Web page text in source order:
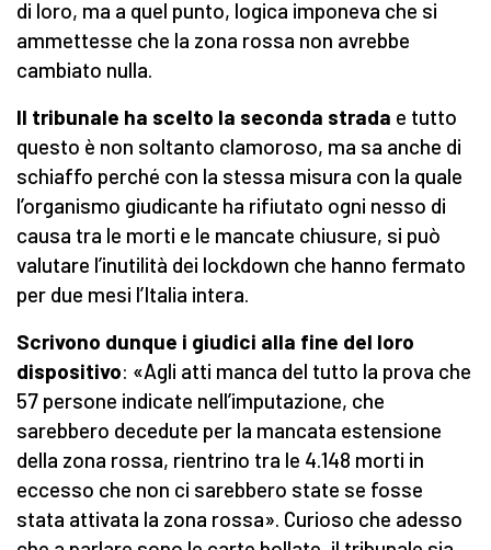
di loro, ma a quel punto, logica imponeva che si
ammettesse che la zona rossa non avrebbe
cambiato nulla.
Il tribunale ha scelto la seconda strada e tutto
questo è non soltanto clamoroso, ma sa anche di
schiaffo perché con la stessa misura con la quale
l’organismo giudicante ha rifiutato ogni nesso di
causa tra le morti e le mancate chiusure, si può
valutare l’inutilità dei lockdown che hanno fermato
per due mesi l’Italia intera.
Scrivono dunque i giudici alla fine del loro
dispositivo: «Agli atti manca del tutto la prova che
57 persone indicate nell’imputazione, che
sarebbero decedute per la mancata estensione
della zona rossa, rientrino tra le 4.148 morti in
eccesso che non ci sarebbero state se fosse
stata attivata la zona rossa». Curioso che adesso